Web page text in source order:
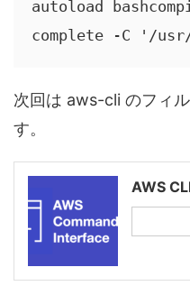
autoload
complete -C '/
次回は aws-cli のフィ
す。
AWS